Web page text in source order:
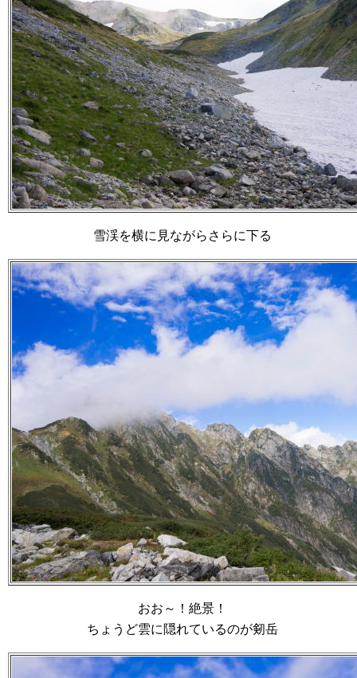
雪渓を横に見ながらさらに下る
おお～！絶景！
ちょうど雲に隠れているのが剱岳